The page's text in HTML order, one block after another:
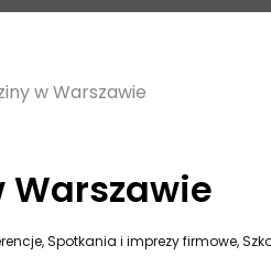
w Warszawie
,Spotkania i imprezy firmowe,